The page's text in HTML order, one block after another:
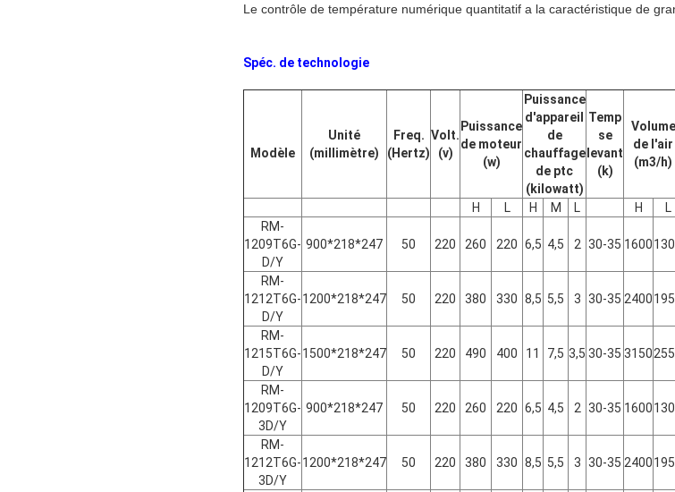
Le contrôle de température numérique quantitatif a la caractéristique de
Spéc. de technologie
Modèle
Unité
(millimètre)
Freq.
(Hertz)
Volt.
(v)
Puissance
de moteur
(w)
Puissance
d'appareil
de
chauffage
de ptc
(kilowatt)
Temp
se
levant
(k)
Volume
de l'air
(m3/h)
H L H M L H L
RM-
1209T6G-
D/Y
900*218*247 50 220 260 220 6,5 4,5 2 30-35 1600
RM-
1212T6G-
D/Y
1200*218*247 50 220 380 330 8,5 5,5 3 30-35 2400
RM-
1215T6G-
D/Y
1500*218*247 50 220 490 400 11 7,5 3,5 30-35 3150
RM-
1209T6G-
3D/Y
900*218*247 50 220 260 220 6,5 4,5 2 30-35 1600
RM-
1212T6G-
3D/Y
1200*218*247 50 220 380 330 8,5 5,5 3 30-35 2400